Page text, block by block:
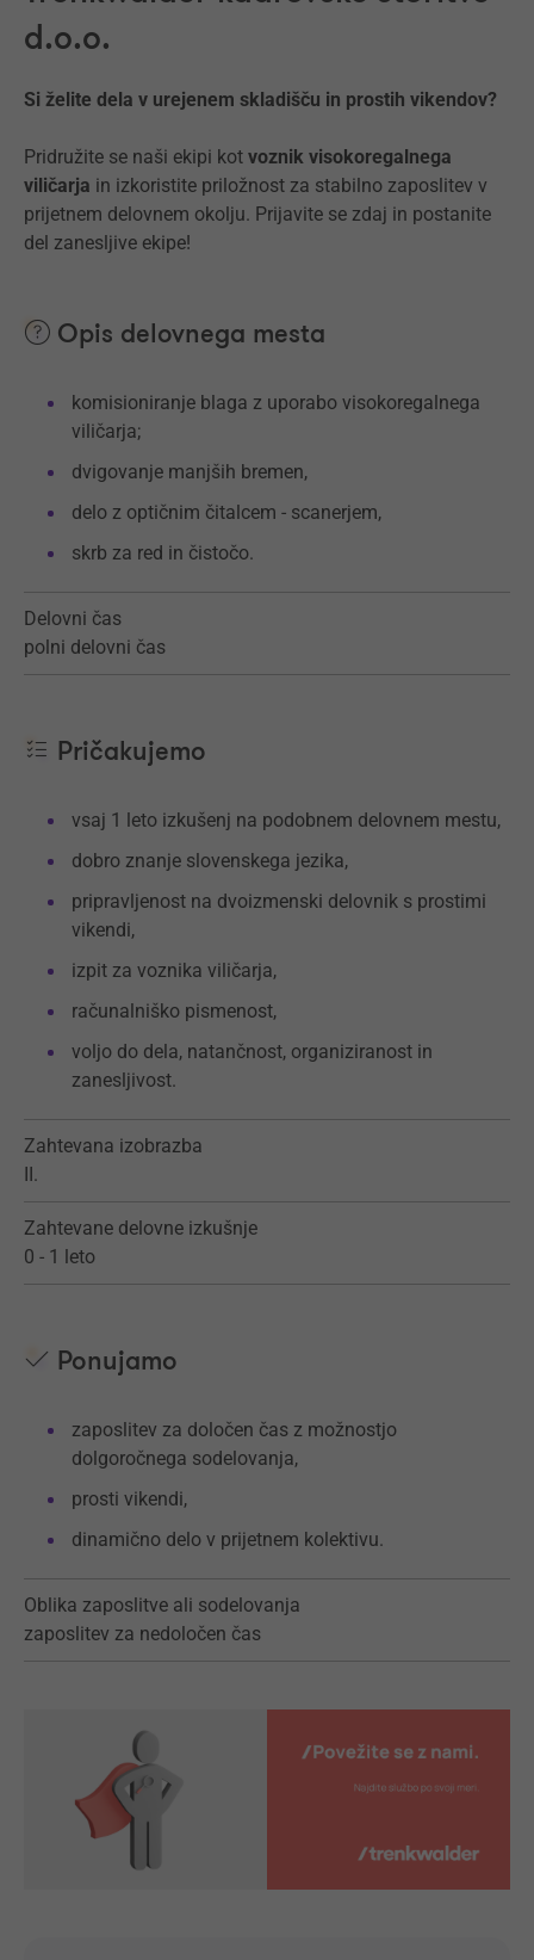
d.o.o.
Si želite dela v urejenem skladišču in prostih vikendov?
Pridružite se naši ekipi kot voznik visokoregalnega
viličarja in izkoristite priložnost za stabilno zaposlitev v
prijetnem delovnem okolju. Prijavite se zdaj in postanite
del zanesljive ekipe!
Opis delovnega mesta
komisioniranje blaga z uporabo visokoregalnega
viličarja;
dvigovanje manjših bremen,
delo z optičnim čitalcem - scanerjem,
skrb za red in čistočo.
Delovni čas
polni delovni čas
Pričakujemo
vsaj 1 leto izkušenj na podobnem delovnem mestu,
dobro znanje slovenskega jezika,
pripravljenost na dvoizmenski delovnik s prostimi
vikendi,
izpit za voznika viličarja,
računalniško pismenost,
voljo do dela, natančnost, organiziranost in
zanesljivost.
Zahtevana izobrazba
II.
Zahtevane delovne izkušnje
0 - 1 leto
Ponujamo
zaposlitev za določen čas z možnostjo
dolgoročnega sodelovanja,
prosti vikendi,
dinamično delo v prijetnem kolektivu.
Oblika zaposlitve ali sodelovanja
zaposlitev za nedoločen čas